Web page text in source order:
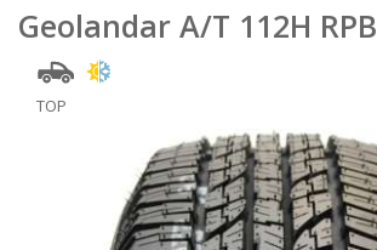
Geolandar A/T 112H RPB
TOP